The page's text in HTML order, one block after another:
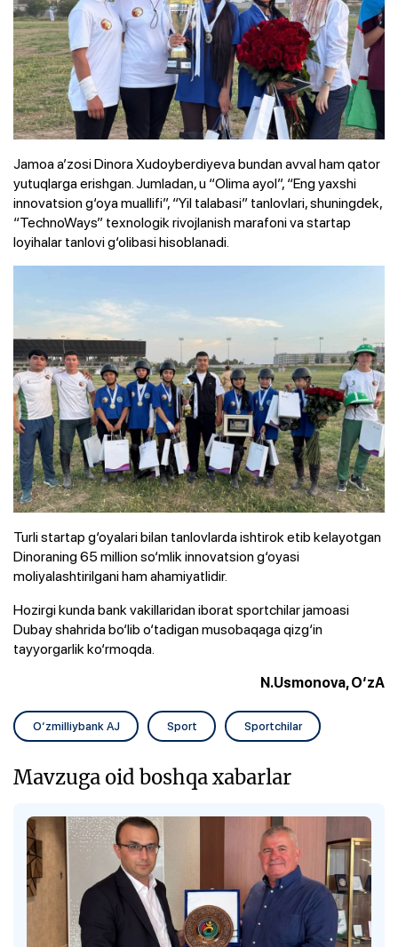
Jamoa a’zosi Dinora Xudoyberdiyeva bundan avval ham qator
yutuqlarga erishgan. Jumladan, u “Olima ayol”, “Eng yaxshi
innovatsion g‘oya muallifi”, “Yil talabasi” tanlovlari, shuningdek,
“TechnoWays” texnologik rivojlanish marafoni va startap
loyihalar tanlovi g‘olibasi hisoblanadi.
Turli startap g‘oyalari bilan tanlovlarda ishtirok etib kelayotgan
Dinoraning 65 million so‘mlik innovatsion g‘oyasi
moliyalashtirilgani ham ahamiyatlidir.
Hozirgi kunda bank vakillaridan iborat sportchilar jamoasi
Dubay shahrida bo‘lib o‘tadigan musobaqaga qizg‘in
tayyorgarlik ko‘rmoqda.
N.Usmonova, O‘zA
O‘zmilliybank AJ Sport Sportchilar
Mavzuga oid boshqa xabarlar